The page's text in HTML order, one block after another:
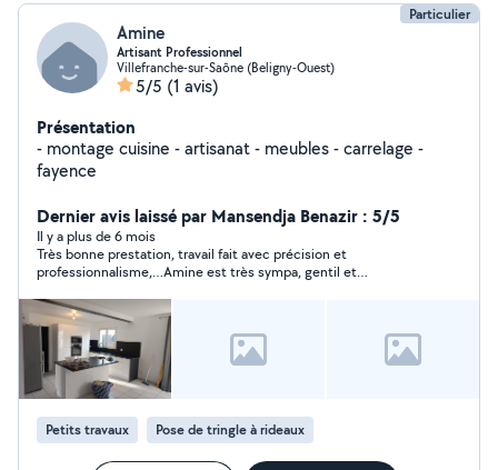
Particulier
Amine
Artisant Professionnel
Villefranche-sur-Saône (Beligny-Ouest)
5/5 (1 avis)
Présentation
- montage cuisine - artisanat - meubles - carrelage -
fayence
Dernier avis laissé par Mansendja Benazir : 5/5
Il y a plus de 6 mois
Très bonne prestation, travail fait avec précision et
professionnalisme,…Amine est très sympa, gentil et
Petits travaux Pose de tringle à rideaux